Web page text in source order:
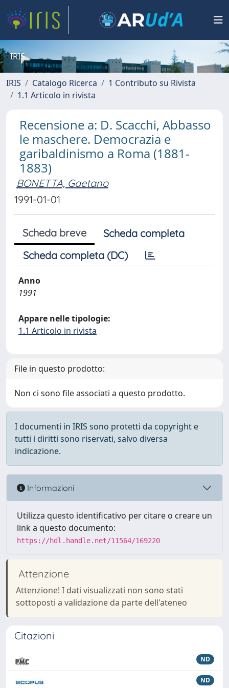
IRIS
IRIS Catalogo Ricerca
1 Contributo su Rivista
1.1 Articolo in rivista
Recensione a: D. Scacchi, Abbasso
le maschere. Democrazia e
garibaldinismo a Roma (1881-
1883)
BONETTA, Gaetano
1991-01-01
Scheda breve
Scheda completa
Scheda completa (DC)
Anno
1991
Appare nelle tipologie:
1.1 Articolo in rivista
File in questo prodotto:
Non ci sono file associati a questo prodotto.
I documenti in IRIS sono protetti da copyright e
tutti i diritti sono riservati, salvo diversa
indicazione.
Informazioni
Utilizza questo identificativo per citare o creare un
link a questo documento:
https://hdl.handle.net/11564/169220
Attenzione
Attenzione! I dati visualizzati non sono stati
sottoposti a validazione da parte dell'ateneo
Citazioni
ND
ND